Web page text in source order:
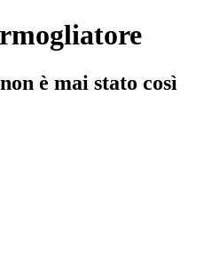
è mai stato così